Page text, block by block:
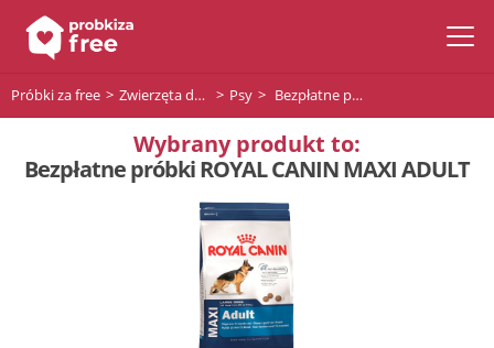
Próbki za free Zwierzęta domowe Psy Bezpłatne próbki ROYAL CANIN MAXI ADULT
Wybrany produkt to:
Bezpłatne próbki ROYAL CANIN MAXI ADULT